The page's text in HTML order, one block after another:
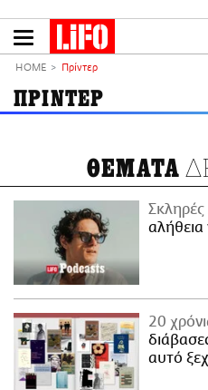
LIFO SHOP
NEWSLETTER
ΜΙΚΡΟΠΡΑΓΜΑΤΑ
THE GOOD LIFO
LIFOLAND
ΕΙΔΗΣΕΙΣ
CULTURE
PODCASTS
Plus
HOME Πρίντερ
ΠΡΙΝΤΕΡ
ΘΕΜΑΤΑ
Σκληρές
20
αυτό